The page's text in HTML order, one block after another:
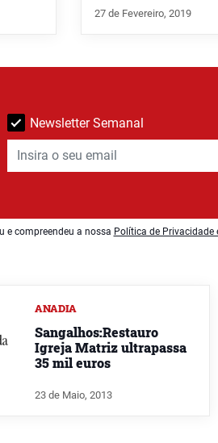
27 de Fevereiro, 2019
Newsletter Semanal
e compreendeu a nossa Política de Privacidade
ANADIA
Sangalhos:Restauro
Igreja Matriz ultrapassa
35 mil euros
23 de Maio, 2013